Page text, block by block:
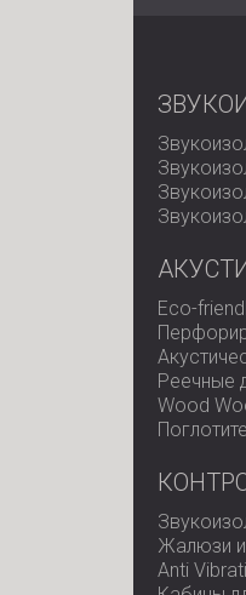
Eco-
Реечные
Wood
Жалюзи и
Anti